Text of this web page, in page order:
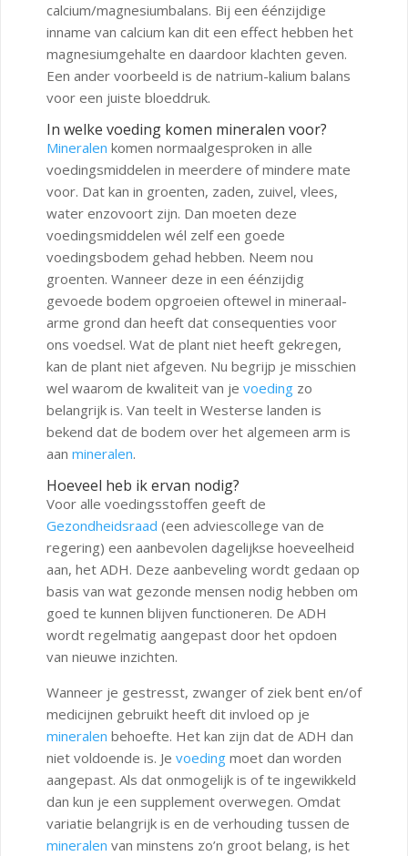
calcium/magnesiumbalans. Bij een éénzijdige
inname van calcium kan dit een effect hebben het
magnesiumgehalte en daardoor klachten geven.
Een ander voorbeeld is de natrium-kalium balans
voor een juiste bloeddruk.
In welke voeding komen mineralen voor?
Mineralen komen normaalgesproken in alle
voedingsmiddelen in meerdere of mindere mate
voor. Dat kan in groenten, zaden, zuivel, vlees,
water enzovoort zijn. Dan moeten deze
voedingsmiddelen wél zelf een goede
voedingsbodem gehad hebben. Neem nou
groenten. Wanneer deze in een éénzijdig
gevoede bodem opgroeien oftewel in mineraal-
arme grond dan heeft dat consequenties voor
ons voedsel. Wat de plant niet heeft gekregen,
kan de plant niet afgeven. Nu begrijp je misschien
wel waarom de kwaliteit van je voeding zo
belangrijk is. Van teelt in Westerse landen is
bekend dat de bodem over het algemeen arm is
aan mineralen.
Hoeveel heb ik ervan nodig?
Voor alle voedingsstoffen geeft de
Gezondheidsraad (een adviescollege van de
regering) een aanbevolen dagelijkse hoeveelheid
aan, het ADH. Deze aanbeveling wordt gedaan op
basis van wat gezonde mensen nodig hebben om
goed te kunnen blijven functioneren. De ADH
wordt regelmatig aangepast door het opdoen
van nieuwe inzichten.
Wanneer je gestresst, zwanger of ziek bent en/of
medicijnen gebruikt heeft dit invloed op je
mineralen behoefte. Het kan zijn dat de ADH dan
niet voldoende is. Je voeding moet dan worden
aangepast. Als dat onmogelijk is of te ingewikkeld
dan kun je een supplement overwegen. Omdat
variatie belangrijk is en de verhouding tussen de
mineralen van minstens zo’n groot belang, is het